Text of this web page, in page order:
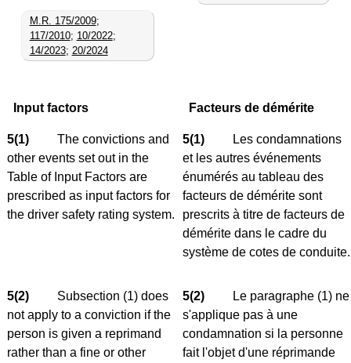
M.R. 175/2009;
117/2010; 10/2022;
14/2023; 20/2024
Input factors
5(1)
The convictions and
other events set out in the
Table of Input Factors are
prescribed as input factors for
the driver safety rating system.
Facteurs de démérite
5(1)
Les condamnations
et les autres événements
énumérés au tableau des
facteurs de démérite sont
prescrits à titre de facteurs de
démérite dans le cadre du
système de cotes de conduite.
5(2)
Subsection (1) does
not apply to a conviction if the
person is given a reprimand
rather than a fine or other
5(2)
Le paragraphe (1) ne
s'applique pas à une
condamnation si la personne
fait l'objet d'une réprimande